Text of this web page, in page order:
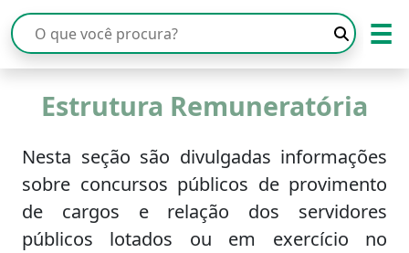
☰
Estrutura Remuneratória
Nesta seção são divulgadas informações
sobre concursos públicos de provimento
de cargos e relação dos servidores
públicos lotados ou em exercício no